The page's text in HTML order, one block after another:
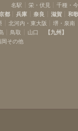
名駅 栄・伏見 千種・
都 兵庫 奈良 滋賀 和
北河内・東大阪 堺・泉南
鳥取 山口 【九州 】
岡その他